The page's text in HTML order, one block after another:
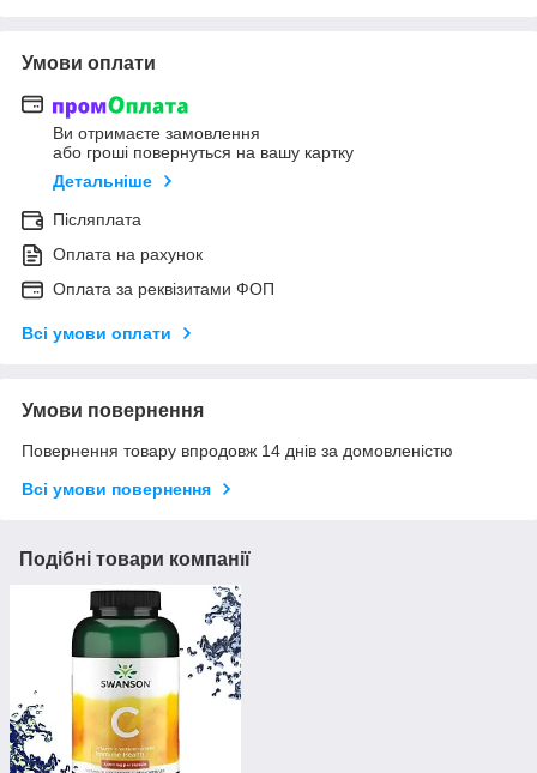
Умови оплати
Ви отримаєте замовлення
або гроші повернуться на вашу картку
Детальніше
Післяплата
Оплата на рахунок
Оплата за реквізитами ФОП
Всі умови оплати
Умови повернення
Повернення товару впродовж 14 днів за домовленістю
Всі умови повернення
Подібні товари компанії